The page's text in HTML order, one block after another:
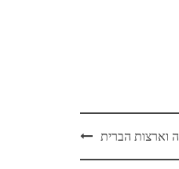
וארצות הברית